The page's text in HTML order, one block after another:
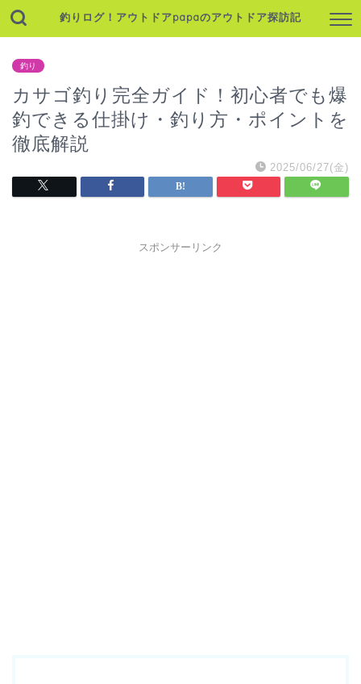
釣りログ！アウトドアpapaのアウトドア探訪記
釣り
カサゴ釣り完全ガイド！初心者でも爆
釣できる仕掛け・釣り方・ポイントを
徹底解説
2025/06/27(金)
スポンサーリンク